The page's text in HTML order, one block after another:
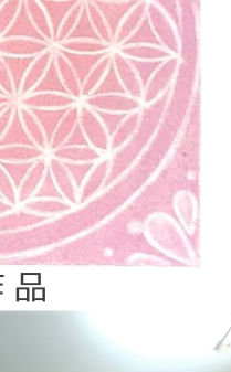
ホーム 2gatu
Warning: ltrim() expects
in/home/xs524725/reiki-
includes/formatting.php
2gatu
2023.02.27